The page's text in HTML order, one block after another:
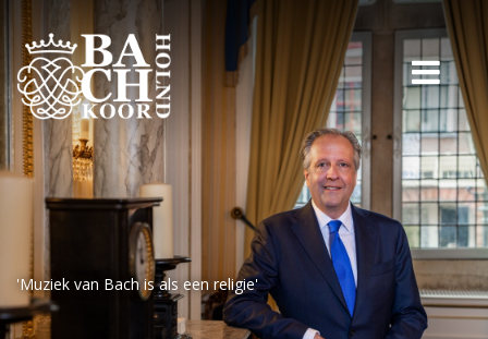
'Muziek van Bach is als een religie'